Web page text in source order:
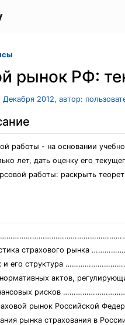
рынок РФ:
Декабря 2012, автор:
работы - на основании
лет, дать оценку его
работы: раскрыть
страхового рынка
и его структура
актов,
рисков
рынок Российской
рынка страхования в